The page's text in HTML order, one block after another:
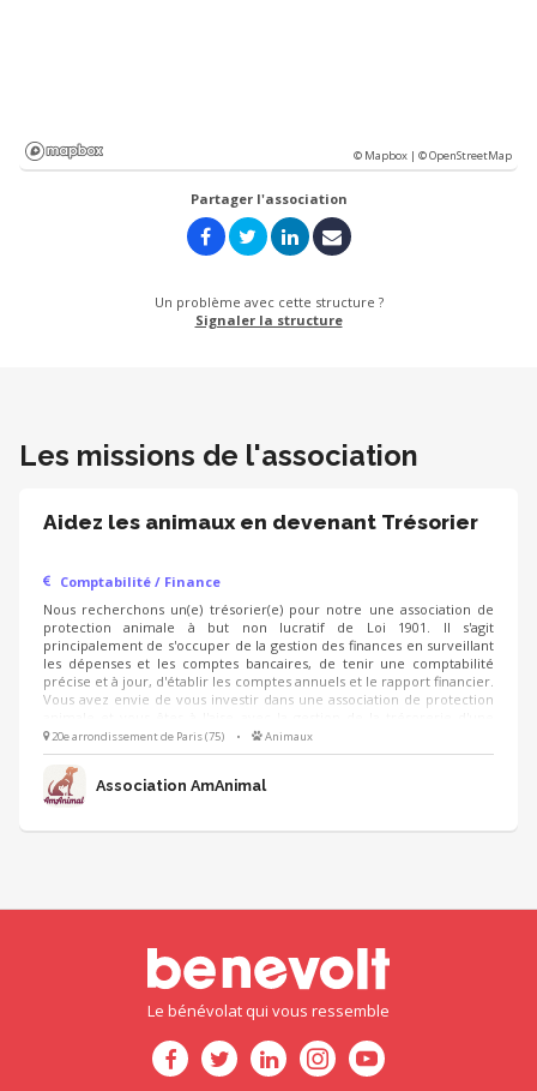
© Mapbox |© OpenStreetMap
Partager l'association
Un problème avec cette structure ?
Signaler la structure
Les missions de l'association
Aidez les animaux en devenant Trésorier
Comptabilité / Finance
Nous recherchons un(e) trésorier(e) pour notre une association de
protection animale à but non lucratif de Loi 1901. Il s'agit
principalement de s'occuper de la gestion des finances en surveillant
les dépenses et les comptes bancaires, de tenir une comptabilité
précise et à jour, d'établir les comptes annuels et le rapport financier.
Vous avez envie de vous investir dans une association de protection
association alors vous êtes au bon endroit pour devenir acteur dans
la cause animale.
20e arrondissement de Paris (75) • Animaux
Association AmAnimal
Le bénévolat qui vous ressemble